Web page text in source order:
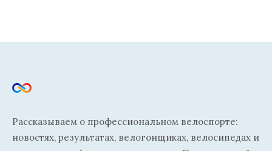
Рассказываем о профессиональном велоспорте:
новостях, результатах, велогонщиках, велосипедах и